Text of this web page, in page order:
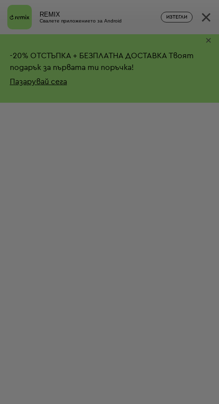
REMIX
Свалете приложението за Android
ИЗТЕГЛИ ×
-20% ОТСТЪПКА + БЕЗПЛАТНА ДОСТАВКА Твоят
подарък за първата ти поръчка!
Пазарувай сега
×